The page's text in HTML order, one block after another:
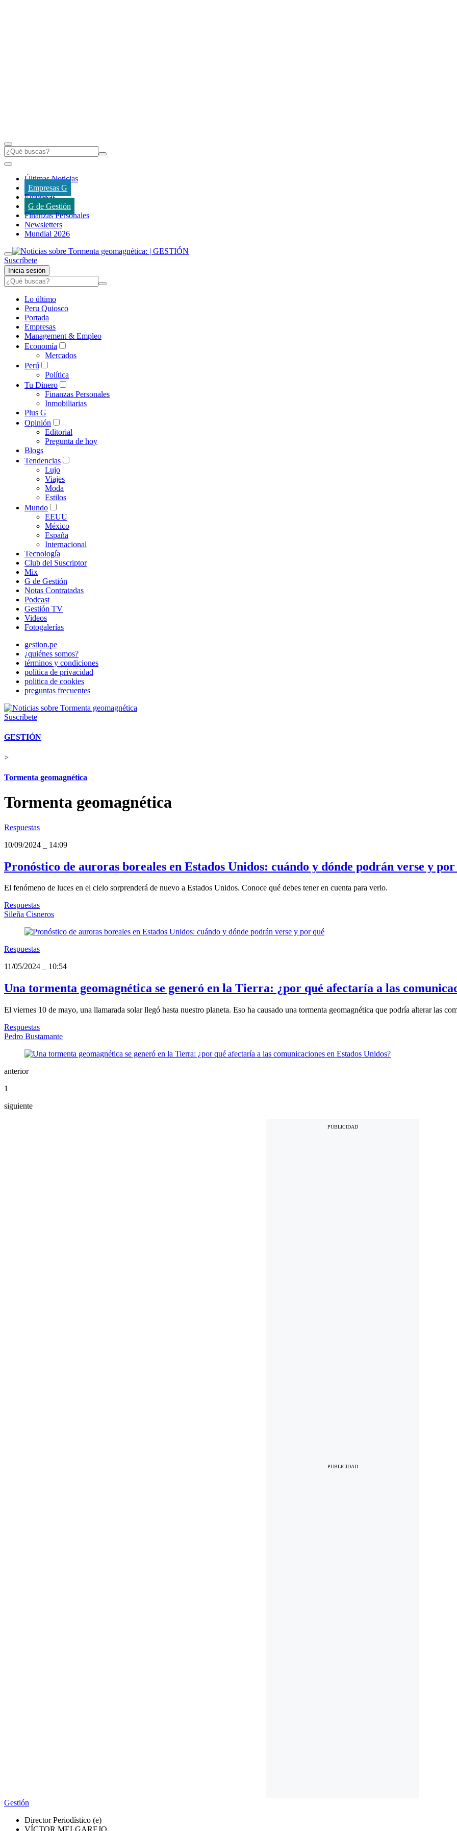
Últimas Noticias
Empresas G
Empresas
G de Gestión
Finanzas Personales
Newsletters
Mundial 2026
Suscríbete
Inicia sesión
Lo último
Peru Quiosco
Portada
Empresas
Management & Empleo
Economía
Mercados
Perú
Política
Tu Dinero
Finanzas Personales
Inmobiliarias
Plus G
Opinión
Editorial
Pregunta de hoy
Blogs
Tendencias
Lujo
Viajes
Moda
Estilos
Mundo
EEUU
México
España
Internacional
Tecnología
Club del Suscriptor
Mix
G de Gestión
Notas Contratadas
Podcast
Gestión TV
Videos
Fotogalerías
gestion.pe
¿quiénes somos?
términos y condiciones
política de privacidad
politica de cookies
preguntas frecuentes
Suscríbete
GESTIÓN
>
Tormenta geomagnética
Tormenta geomagnética
Respuestas
10/09/2024
14:09
Pronóstico de auroras boreales en Estados Unidos: cuándo y dónde podrán verse y
El fenómeno de luces en el cielo sorprenderá de nuevo a Estados Unidos. Conoce qué debes tener en cuenta para verlo.
Respuestas
Sileña Cisneros
Respuestas
11/05/2024
10:54
Una tormenta geomagnética se generó en la Tierra: ¿por qué afectaría a las
El viernes 10 de mayo, una llamarada solar llegó hasta nuestro planeta. Eso ha causado una tormenta geomagnética que podría alterar las
Respuestas
Pedro Bustamante
anterior
1
siguiente
Gestión
Director Periodístico (e)